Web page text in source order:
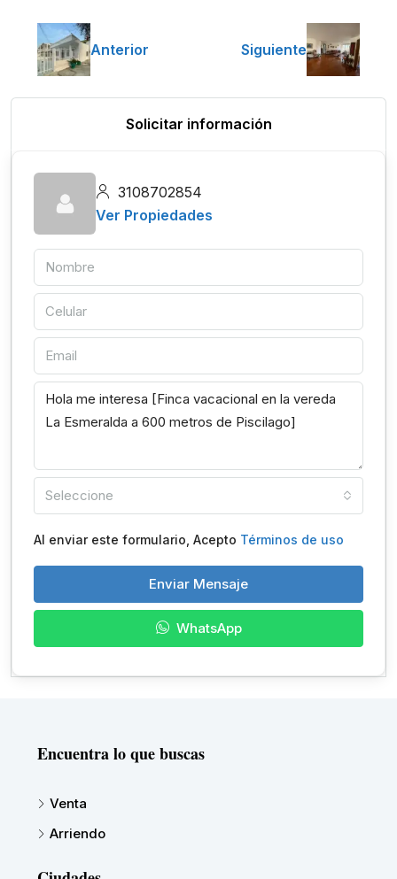
Anterior Siguiente
Solicitar información
3108702854
Ver Propiedades
Seleccione
Al enviar este formulario, Acepto Términos de uso
Enviar Mensaje
WhatsApp
Encuentra lo que buscas
Venta
Arriendo